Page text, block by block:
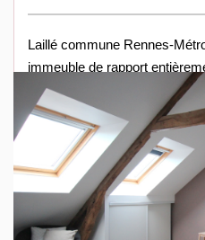
Laillé commune Rennes-
immeuble de rapport
local commercial et un
Au rez-de-chaussée un local
libre à la location , composé
de rangement, était loué 840€
A l'étage un appartement
avec un bail en cours,
30 m² avec cuisine ouverte